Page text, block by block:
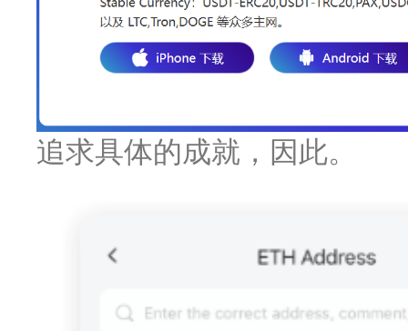
追求具体的成就，因此。